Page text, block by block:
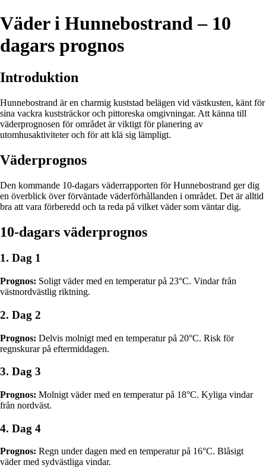
Väder i Hunnebostrand – 10
dagars prognos
Introduktion
Hunnebostrand är en charmig kuststad belägen vid västkusten, känt för
sina vackra kuststräckor och pittoreska omgivningar. Att känna till
väderprognosen för området är viktigt för planering av
utomhusaktiviteter och för att klä sig lämpligt.
Väderprognos
Den kommande 10-dagars väderrapporten för Hunnebostrand ger dig
en överblick över förväntade väderförhållanden i området. Det är alltid
bra att vara förberedd och ta reda på vilket väder som väntar dig.
10-dagars väderprognos
1. Dag 1
Prognos: Soligt väder med en temperatur på 23°C. Vindar från
västnordvästlig riktning.
2. Dag 2
Prognos: Delvis molnigt med en temperatur på 20°C. Risk för
regnskurar på eftermiddagen.
3. Dag 3
Prognos: Molnigt väder med en temperatur på 18°C. Kyliga vindar
från nordväst.
4. Dag 4
Prognos: Regn under dagen med en temperatur på 16°C. Blåsigt
väder med sydvästliga vindar.